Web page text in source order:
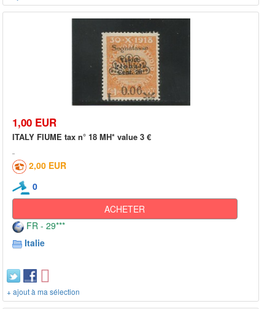
1,00 EUR
ITALY FIUME tax n° 18 MH* value 3 €
2,00 EUR
0
ACHETER
FR - 29***
Italie
+ ajout à ma sélection